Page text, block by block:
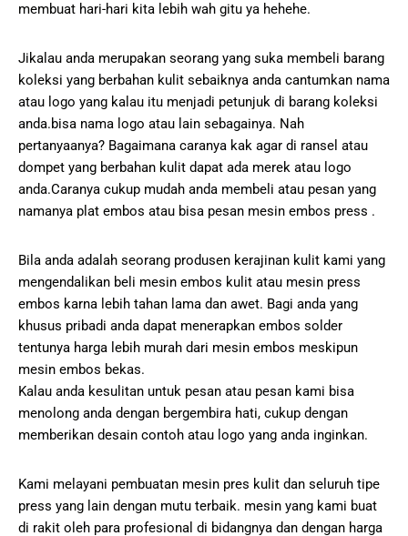
membuat hari-hari kita lebih wah gitu ya hehehe.
Jikalau anda merupakan seorang yang suka membeli barang
koleksi yang berbahan kulit sebaiknya anda cantumkan nama
atau logo yang kalau itu menjadi petunjuk di barang koleksi
anda.bisa nama logo atau lain sebagainya. Nah
pertanyaanya? Bagaimana caranya kak agar di ransel atau
dompet yang berbahan kulit dapat ada merek atau logo
anda.Caranya cukup mudah anda membeli atau pesan yang
namanya plat embos atau bisa pesan mesin embos press .
Bila anda adalah seorang produsen kerajinan kulit kami yang
mengendalikan beli mesin embos kulit atau mesin press
embos karna lebih tahan lama dan awet. Bagi anda yang
khusus pribadi anda dapat menerapkan embos solder
tentunya harga lebih murah dari mesin embos meskipun
mesin embos bekas.
Kalau anda kesulitan untuk pesan atau pesan kami bisa
menolong anda dengan bergembira hati, cukup dengan
memberikan desain contoh atau logo yang anda inginkan.
Kami melayani pembuatan mesin pres kulit dan seluruh tipe
press yang lain dengan mutu terbaik. mesin yang kami buat
di rakit oleh para profesional di bidangnya dan dengan harga